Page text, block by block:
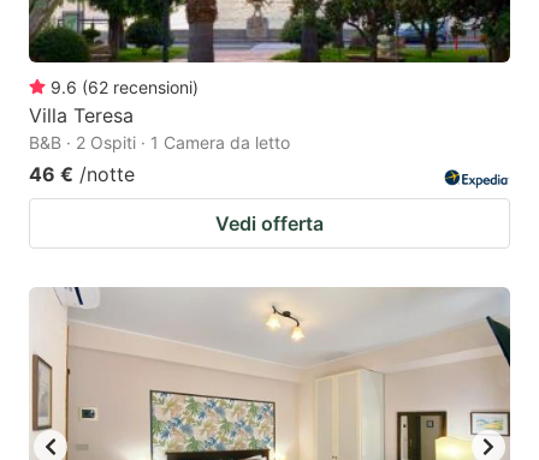
9.6 (62 recensioni)
Villa Teresa
B&B · 2 Ospiti · 1 Camera da letto
46 € /notte
Vedi offerta